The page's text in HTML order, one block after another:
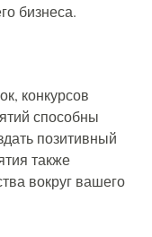
бизнеса.
конкурсов
способны
позитивный
также
вокруг вашего